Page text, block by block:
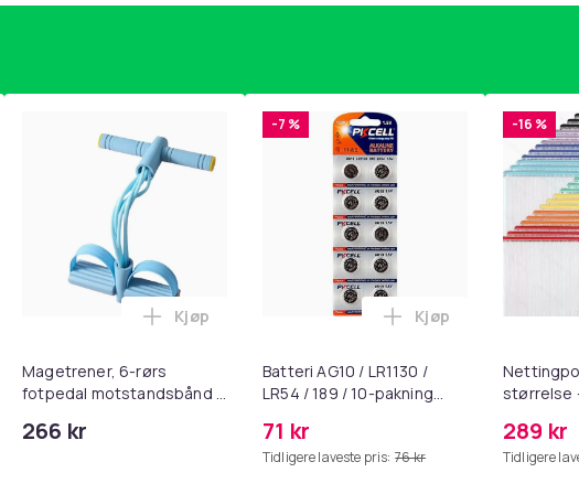
126
QC 2 AE 2, AE 2i, AE 2w, SoundTrue, SoundLink Black i handlekurven
trakte 0,7 l, rosa i handlekurven
Magetrener, 6-rørs
fotpedal motstandsbånd -
yoga og
266 kr
Legg Magetrener, 6-rørs fotpedal
Kjøp
-7 %
Batteri AG10 / LR1130 /
LR54 / 189 / 10-pakning
71 kr
Tidligere laveste pris: 76 kr
Legg Batteri AG10 /
Kjøp
-16 %
størrelse
289 kr
Tidligere